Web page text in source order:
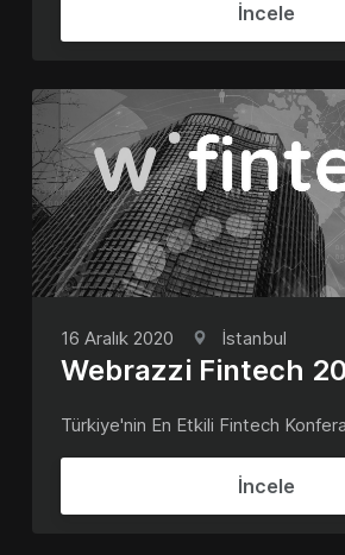
İncele
16 Aralık 2020 İstanbul
Webrazzi Fintech
Türkiye'nin En Etkili Fintech
İncele